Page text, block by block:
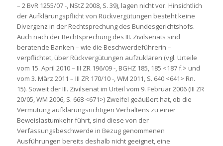
– 2 BvR 1255/07 -, NStZ 2008, S. 39), lagen nicht vor. Hinsichtlich
der Aufklärungspflicht von Rückvergütungen besteht keine
Divergenz in der Rechtsprechung des Bundesgerichtshofs.
Auch nach der Rechtsprechung des III. Zivilsenats sind
beratende Banken – wie die Beschwerdeführerin –
verpflichtet, über Rückvergütungen aufzuklären (vgl. Urteile
vom 15. April 2010 – III ZR 196/09 -, BGHZ 185, 185 <187 f.> und
vom 3. März 2011 – III ZR 170/10 -, WM 2011, S. 640 <641> Rn.
15). Soweit der III. Zivilsenat im Urteil vom 9. Februar 2006 (III ZR
20/05, WM 2006, S. 668 <671>) Zweifel geäußert hat, ob die
Vermutung aufklärungsrichtigen Verhaltens zu einer
Beweislastumkehr führt, sind diese von der
Verfassungsbeschwerde in Bezug genommenen
Ausführungen bereits deshalb nicht geeignet, eine